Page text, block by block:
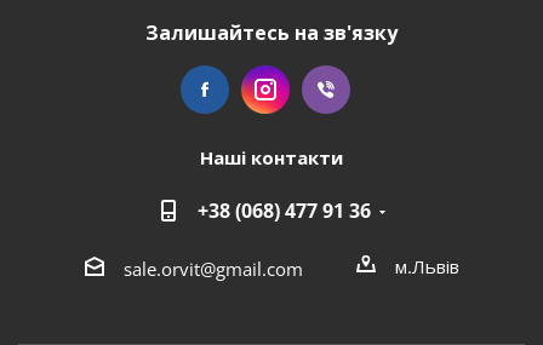
Залишайтесь на зв'язку
Наші контакти
+38 (068) 477 91 36
sale.orvit@gmail.com м.Львів